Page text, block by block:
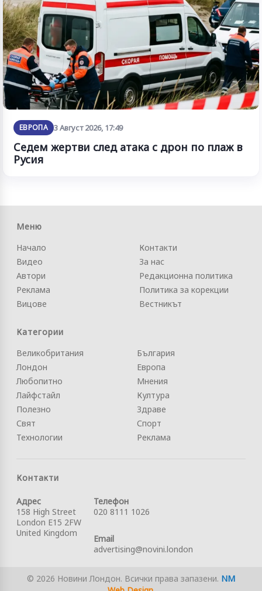
ЕВРОПА 3 Август 2026, 17:49
Седем жертви след атака с дрон по плаж в
Русия
Меню
Начало
Видео
Автори
Реклама
Вицове
Контакти
За нас
Редакционна политика
Политика за корекции
Вестникът
Категории
Великобритания
Лондон
Любопитно
Лайфстайл
Полезно
Свят
Технологии
България
Европа
Мнения
Култура
Здраве
Спорт
Реклама
Контакти
Адрес
158 High Street
London E15 2FW
United Kingdom
Телефон
020 8111 1026
Email
advertising@novini.london
© 2026 Новини Лондон. Всички права запазени. NM